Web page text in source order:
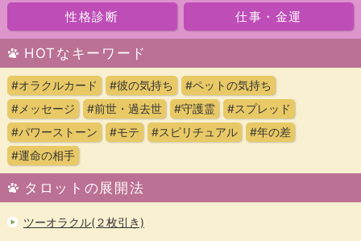
性格診断 仕事・金運
HOTなキーワード
#オラクルカード #彼の気持ち
#ペットの気持ち
#メッセージ
#前世・過去世 #守護霊
#スプレッド
#パワーストーン
#モテ #スピリチュアル
#年の差
#運命の相手
タロットの展開法
ツーオラクル(２枚引き)